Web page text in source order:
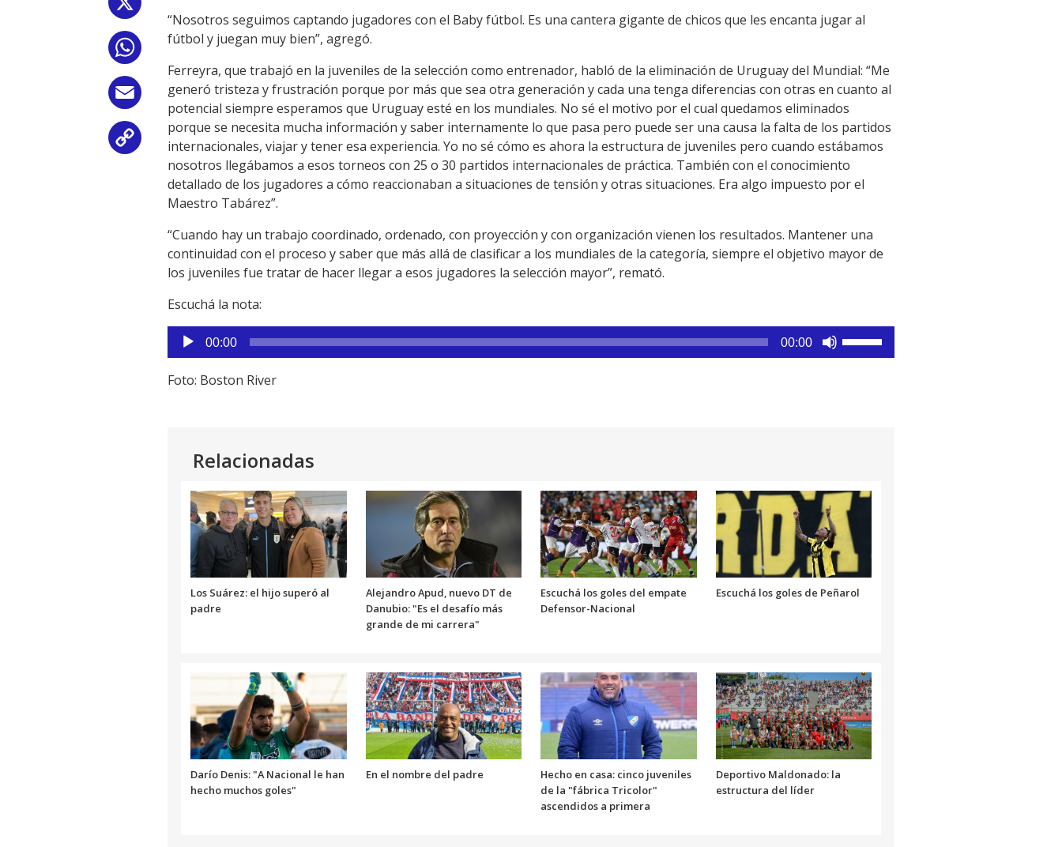
Email
Copy
Link
“Nosotros seguimos captando jugadores con el Baby fútbol. Es una cantera gigante de chicos que les encanta jugar al
fútbol y juegan muy bien”, agregó.
Ferreyra, que trabajó en la juveniles de la selección como entrenador, habló de la eliminación de Uruguay del Mundial: “Me
generó tristeza y frustración porque por más que sea otra generación y cada una tenga diferencias con otras en cuanto al
potencial siempre esperamos que Uruguay esté en los mundiales. No sé el motivo por el cual quedamos eliminados
porque se necesita mucha información y saber internamente lo que pasa pero puede ser una causa la falta de los partidos
internacionales, viajar y tener esa experiencia. Yo no sé cómo es ahora la estructura de juveniles pero cuando estábamos
nosotros llegábamos a esos torneos con 25 o 30 partidos internacionales de práctica. También con el conocimiento
detallado de los jugadores a cómo reaccionaban a situaciones de tensión y otras situaciones. Era algo impuesto por el
Maestro Tabárez”.
“Cuando hay un trabajo coordinado, ordenado, con proyección y con organización vienen los resultados. Mantener una
continuidad con el proceso y saber que más allá de clasificar a los mundiales de la categoría, siempre el objetivo mayor de
los juveniles fue tratar de hacer llegar a esos jugadores la selección mayor”, remató.
Escuchá la nota:
Reproductor
de
audio
00:00 00:00
disminuir
el
volumen.
Foto: Boston River
Relacionadas
Los Suárez: el hijo superó al
padre
Alejandro Apud, nuevo DT de
Danubio: "Es el desafío más
grande de mi carrera"
Escuchá los goles del empate
Defensor-Nacional
Escuchá los goles de Peñarol
Darío Denis: "A Nacional le han
hecho muchos goles"
En el nombre del padre
Hecho en casa: cinco juveniles
de la "fábrica Tricolor"
ascendidos a primera
Deportivo Maldonado: la
estructura del líder